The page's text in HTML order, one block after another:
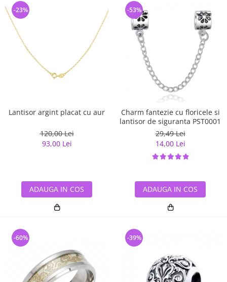
Lantisor argint placat cu aur
120,00 Lei
93,00 Lei
-23%
ADAUGA IN COS
Charm fantezie cu floricele si
lantisor de siguranta PST0001
29,49 Lei
14,00 Lei
-53%
ADAUGA IN COS
-60% -39%